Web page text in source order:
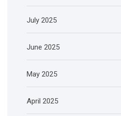
July 2025
June 2025
May 2025
April 2025